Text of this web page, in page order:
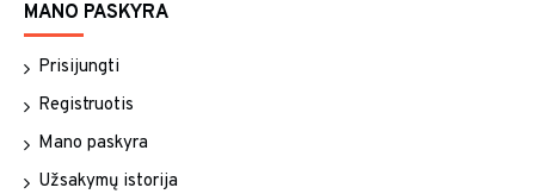
MANO PASKYRA
Prisijungti
Registruotis
Mano paskyra
Užsakymų istorija